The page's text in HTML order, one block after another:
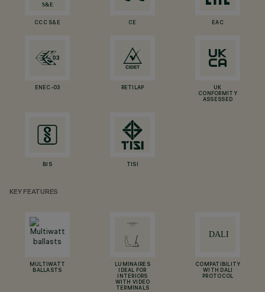
CCC S&E CE EAC
ENEC-03 RETILAP
UK
CONFORMITY
ASSESSED
BIS TISI
KEY FEATURES
MULTIWATT
BALLASTS
LUMINAIRES
IDEAL FOR
INTERIORS
WITH VIDEO
TERMINALS
COMPATIBILITY
WITH DALI
PROTOCOL